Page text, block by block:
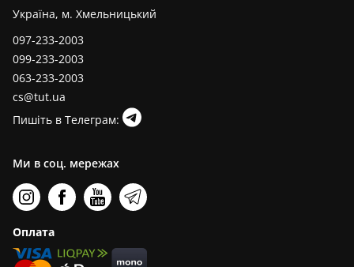
Україна, м. Хмельницький
097-233-2003
099-233-2003
063-233-2003
cs@tut.ua
Пишіть в Телеграм:
Ми в соц. мережах
Оплата